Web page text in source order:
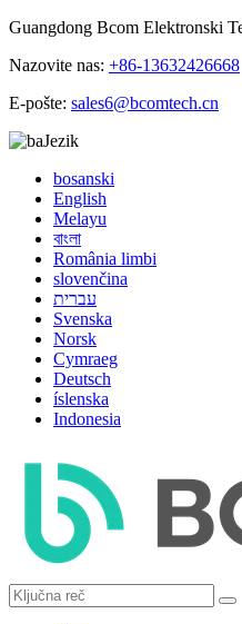
Guangdong Bcom Elektronski
Nazovite nas: +86-13632426668
E-pošte: sales6@bcomtech.cn
Jezik
bosanski
English
Melayu
বাংলা
România limbi
slovenčina
עברית
Svenska
Norsk
Cymraeg
Deutsch
íslenska
Indonesia